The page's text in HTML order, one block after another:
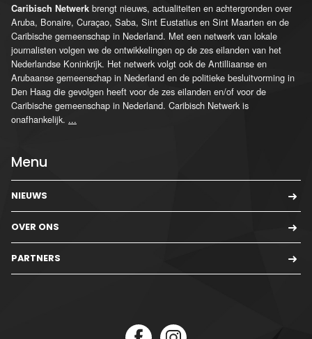
Caribisch Netwerk brengt nieuws, actualiteiten en achtergronden over
Aruba, Bonaire, Curaçao, Saba, Sint Eustatius en Sint Maarten en de
Caribische gemeenschap in Nederland. Met een netwerk van lokale
journalisten volgen we de ontwikkelingen op de zes eilanden van het
Nederlandse Koninkrijk. Het netwerk volgt ook de Antilliaanse en
Arubaanse gemeenschap in Nederland en de politieke besluitvorming in
Den Haag die gevolgen heeft voor de zes eilanden en/of voor de
Caribische gemeenschap in Nederland. Caribisch Netwerk is
onafhankelijk. ...
Menu
NIEUWS
OVER ONS
PARTNERS